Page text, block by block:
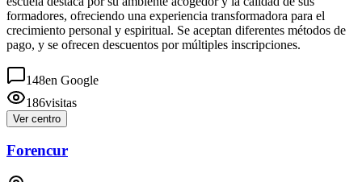
formadores, ofreciendo una experiencia transformadora para el
crecimiento personal y espiritual. Se aceptan diferentes métodos de
pago, y se ofrecen descuentos por múltiples inscripciones.
148en Google
186visitas
Ver centro
Forencur